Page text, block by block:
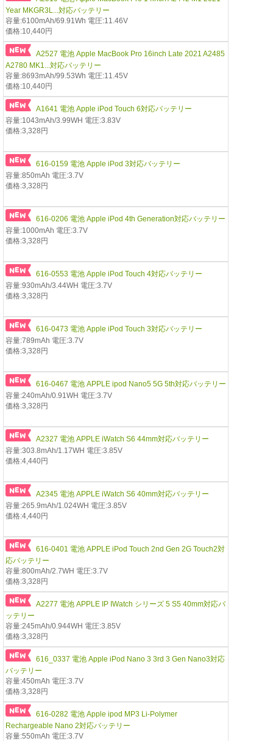
Year MKGR3L...対応バッテリー
容量:6100mAh/69.91Wh 電圧:11.46V
価格:10,440円
A2527 電池 Apple MacBook Pro 16inch Late 2021 A2485
A2780 MK1...対応バッテリー
容量:8693mAh/99.53Wh 電圧:11.45V
価格:10,440円
A1641 電池 Apple iPod Touch 6対応バッテリー
容量:1043mAh/3.99WH 電圧:3.83V
価格:3,328円
616-0159 電池 Apple iPod 3対応バッテリー
容量:850mAh 電圧:3.7V
価格:3,328円
616-0206 電池 Apple iPod 4th Generation対応バッテリー
容量:1000mAh 電圧:3.7V
価格:3,328円
616-0553 電池 Apple iPod Touch 4対応バッテリー
容量:930mAh/3.44WH 電圧:3.7V
価格:3,328円
616-0473 電池 Apple iPod Touch 3対応バッテリー
容量:789mAh 電圧:3.7V
価格:3,328円
616-0467 電池 APPLE ipod Nano5 5G 5th対応バッテリー
容量:240mAh/0.91WH 電圧:3.7V
価格:3,328円
A2327 電池 APPLE iWatch S6 44mm対応バッテリー
容量:303.8mAh/1.17WH 電圧:3.85V
価格:4,440円
A2345 電池 APPLE iWatch S6 40mm対応バッテリー
容量:265.9mAh/1.024WH 電圧:3.85V
価格:4,440円
616-0401 電池 APPLE iPod Touch 2nd Gen 2G Touch2対
応バッテリー
容量:800mAh/2.7WH 電圧:3.7V
価格:3,328円
A2277 電池 APPLE IP IWatch シリーズ 5 S5 40mm対応バ
ッテリー
容量:245mAh/0.944WH 電圧:3.85V
価格:3,328円
616_0337 電池 Apple iPod Nano 3 3rd 3 Gen Nano3対応
バッテリー
容量:450mAh 電圧:3.7V
価格:3,328円
616-0282 電池 Apple ipod MP3 Li-Polymer
Rechargeable Nano 2対応バッテリー
容量:550mAh 電圧:3.7V